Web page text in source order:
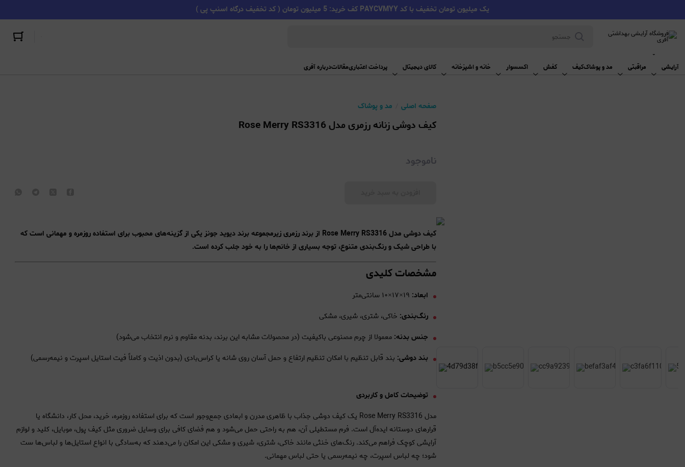
یک میلیون تومان تخفیف با کد PAYCVMYY کف خرید: 5 میلیون تومان ( کد تخفیف درگاه اسنپ پی )
آرایشی مراقبتی مد و پوشاککیف کفش اکسسوار خانه و اشپزخانه کالای دیجیتال پرداخت اعتباریمقالاتدرباره آفری
صفحه اصلی مد و پوشاک
کیف دوشی زنانه رزمری مدل Rose Merry RS3316
ناموجود
کیف دوشی مدل Rose Merry RS3316 از برند رزمری زیرمجموعه برند دیوید جونز یکی از گزینه‌های محبوب برای استفاده روزمره و مهمانی است که
با طراحی شیک و رنگ‌بندی متنوع،‌ توجه بسیاری از خانم‌ها را به خود جلب کرده است.
مشخصات کلیدی
ابعاد:
رنگ‌بندی: خاکی، شتری، شیری، مشکی
جنس بدنه: معمولا از چرم مصنوعی باکیفیت (در محصولات مشابه این برند، بدنه مقاوم و نرم انتخاب می‌شود)
بند دوشی: بند قابل تنظیم با امکان تنظیم ارتفاع و حمل آسان روی شانه یا کراس‌بادی (بدون اذیت و کاملاً فیت استایل اسپرت و نیمه‌رسمی)
توضیحات کامل و کاربردی
مدل Rose Merry RS3316 یک کیف دوشی جذاب با ظاهری مدرن و ابعادی جمع‌وجور است که برای استفاده روزمره، خرید، محل کار، دانشگاه یا
قرارهای دوستانه ایده‌آل است. فرم مستطیلی آن، هم به راحتی حمل می‌شود و هم فضای کافی برای وسایل ضروری مثل کیف پول، موبایل، کلید و لوازم
آرایشی کوچک فراهم می‌کند. رنگ‌های خنثی مانند خاکی، شتری، شیری و مشکی این امکان را می‌دهند که به‌سادگی با انواع استایل‌ها و لباس‌ها ست
شود؛ چه لباس اسپرت، چه نیمه‌رسمی یا حتی لباس مهمانی.